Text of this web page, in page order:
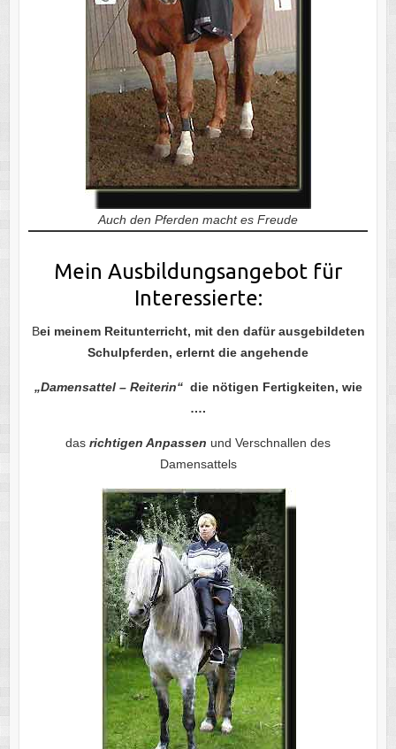
Auch den Pferden macht es Freude
Mein Ausbildungsangebot für
Interessierte:
Bei meinem Reitunterricht, mit den dafür ausgebildeten
Schulpferden, erlernt die angehende
„Damensattel – Reiterin“die nötigen Fertigkeiten, wie
….
das richtigen Anpassen und Verschnallen des
Damensattels